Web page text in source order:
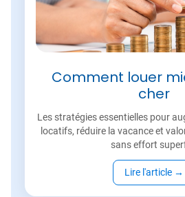
Comment louer
cher
Les stratégies essentielles pour
locatifs, réduire la vacance et
sans effort
Lire l'article →